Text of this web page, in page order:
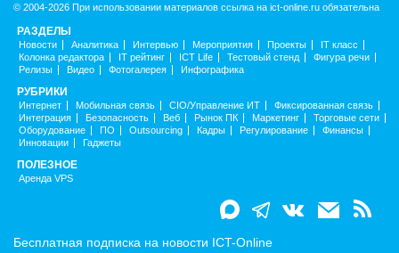
© 2004-2026 При использовании материалов ссылка на ict-online.ru обязательна
РАЗДЕЛЫ
Новости Аналитика Интервью Мероприятия Проекты
IT класс
Колонка редактора
IT рейтинг ICT Life Тестовый стенд
Фигура речи
Релизы
Видео Фотогалерея Инфографика
РУБРИКИ
Интернет Мобильная связь CIO/Управление ИТ
Фиксированная связь
Интеграция
Безопасность Веб Рынок ПК Маркетинг
Торговые сети
Оборудование
ПО Outsourcing Кадры Регулирование
Финансы
Инновации
Гаджеты
ПОЛЕЗНОЕ
Аренда VPS
Бесплатная подписка на новости ICT-Online